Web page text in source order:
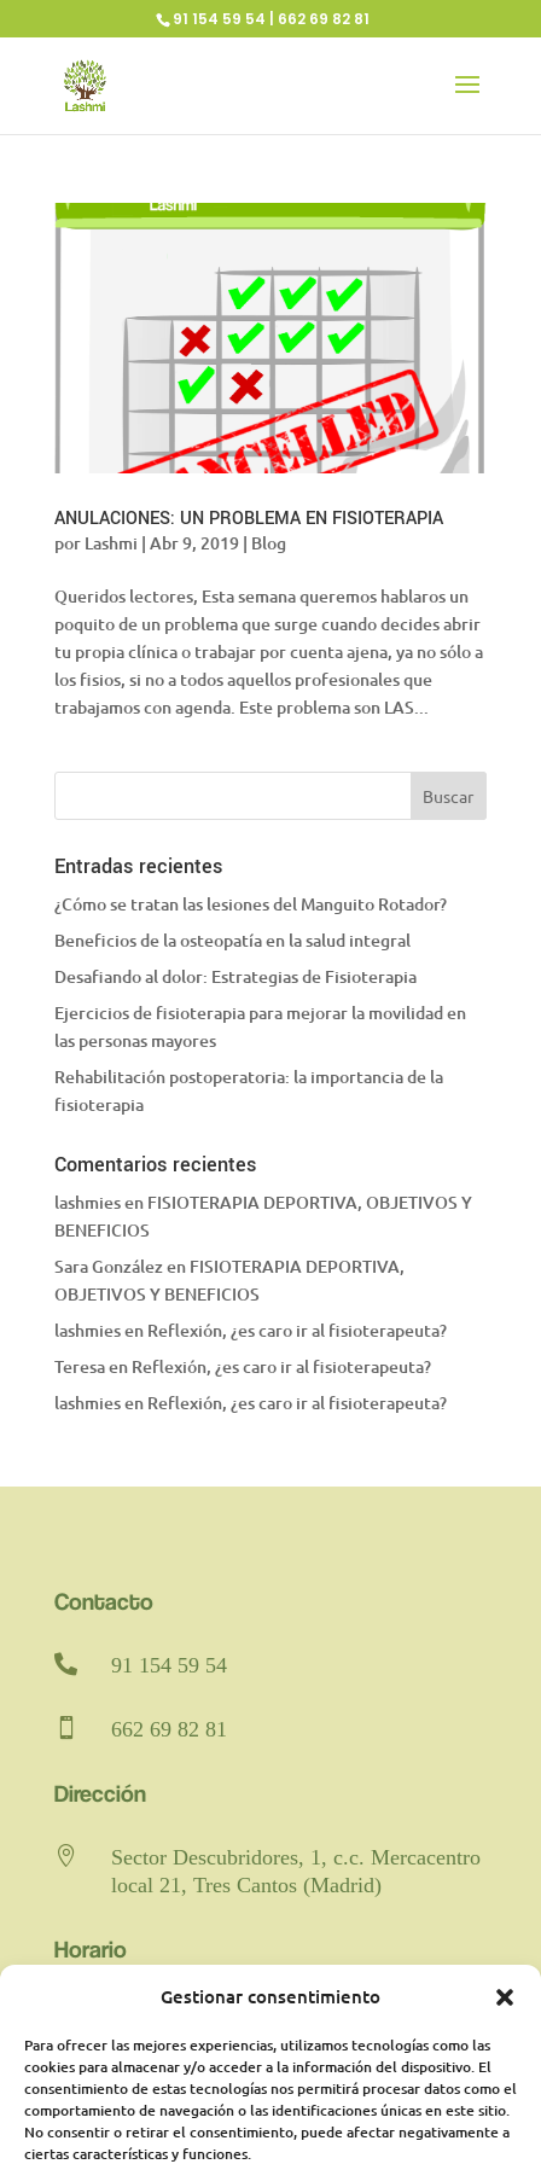
Gestionar consentimiento
Para ofrecer las mejores experiencias, utilizamos tecnologías como las
cookies para almacenar y/o acceder a la información del dispositivo. El
consentimiento de estas tecnologías nos permitirá procesar datos como el
comportamiento de navegación o las identificaciones únicas en este sitio.
No consentir o retirar el consentimiento, puede afectar negativamente a
ciertas características y funciones.
91 154 59 54 | 662 69 82 81
ANULACIONES: UN PROBLEMA EN FISIOTERAPIA
por Lashmi | Abr 9, 2019| Blog
Queridos lectores, Esta semana queremos hablaros un
poquito de un problema que surge cuando decides abrir
tu propia clínica o trabajar por cuenta ajena, ya no sólo a
los fisios, si no a todos aquellos profesionales que
trabajamos con agenda. Este problema son LAS...
Entradas recientes
¿Cómo se tratan las lesiones del Manguito Rotador?
Beneficios de la osteopatía en la salud integral
Desafiando al dolor: Estrategias de Fisioterapia
Ejercicios de fisioterapia para mejorar la movilidad en
las personas mayores
Rehabilitación postoperatoria: la importancia de la
fisioterapia
Comentarios recientes
lashmiesen FISIOTERAPIA DEPORTIVA, OBJETIVOS Y
BENEFICIOS
Sara Gonzálezen FISIOTERAPIA DEPORTIVA,
OBJETIVOS Y BENEFICIOS
lashmiesen Reflexión, ¿es caro ir al fisioterapeuta?
Teresaen Reflexión, ¿es caro ir al fisioterapeuta?
lashmiesen Reflexión, ¿es caro ir al fisioterapeuta?
Contacto
 91 154 59 54
 662 69 82 81
Dirección

Sector Descubridores, 1, c.c. Mercacentro
local 21, Tres Cantos (Madrid)
Horario
viernes de 9:00 a 21:00 horas
ininterrumpido.
Psicología: Lunes de 18:00 a 21:00
presencialmente y martes online de 16:00a